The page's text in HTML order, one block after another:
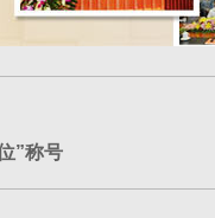
”称号